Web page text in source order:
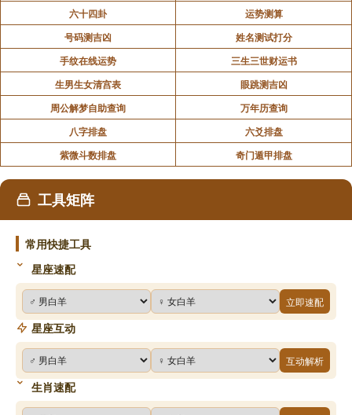
六十四卦
运势测算
号码测吉凶
姓名测试打分
手纹在线运势
三生三世财运书
生男生女清宫表
眼跳测吉凶
周公解梦自助查询
万年历查询
八字排盘
六爻排盘
紫微斗数排盘
奇门遁甲排盘
工具矩阵
常用快捷工具
星座速配
立即速配
星座互动
互动解析
生肖速配